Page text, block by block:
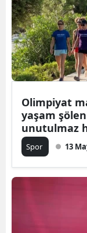
Olimpiyat
yaşam
unutulmaz
Spor 13